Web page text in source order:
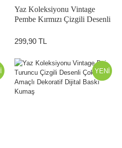
Yaz Koleksiyonu Vintage
Pembe Kırmızı Çizgili Desenli
Baskı Kumaş
299,90 TL
YENİ